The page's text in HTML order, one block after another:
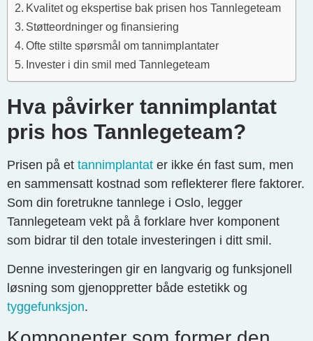
Kvalitet og ekspertise bak prisen hos Tannlegeteam
Støtteordninger og finansiering
Ofte stilte spørsmål om tannimplantater
Invester i din smil med Tannlegeteam
Hva påvirker tannimplantat
pris hos Tannlegeteam?
Prisen på et tannimplantat er ikke én fast sum, men
en sammensatt kostnad som reflekterer flere faktorer.
Som din foretrukne tannlege i Oslo, legger
Tannlegeteam vekt på å forklare hver komponent
som bidrar til den totale investeringen i ditt smil.
Denne investeringen gir en langvarig og funksjonell
løsning som gjenoppretter både estetikk og
tyggefunksjon.